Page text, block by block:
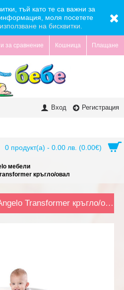
тъй като те са важни за
моля посетете
на бисквитки.
за сравнение Кошница Плащане
0 продукт(а) - 0.00 лв. (0.00€)
Вход Регистрация
мебели
кръгло/овал
Детско легло-люлка Angelo Transformer кръгло/овал